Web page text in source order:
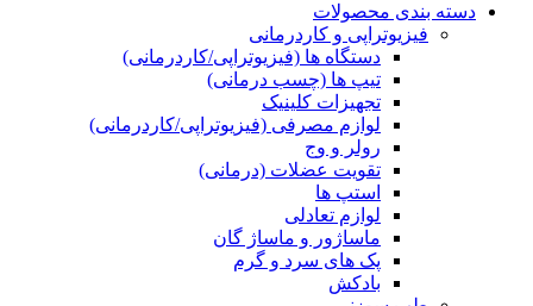
دسته بندی محصولات
فیزیوتراپی و کاردرمانی
دستگاه ها (فیزیوتراپی/کاردرمانی)
تیپ ها (چسب درمانی)
تجهیزات کلینیک
لوازم مصرفی (فیزیوتراپی/کاردرمانی)
رولر و وج
تقویت عضلات (درمانی)
استپ ها
لوازم تعادلی
ماساژور و ماساژ گان
پک های سرد و گرم
بادکش